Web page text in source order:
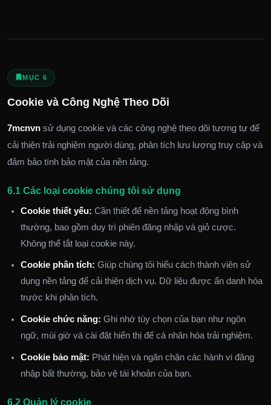
MỤC 6
Cookie và Công Nghệ Theo Dõi
7mcnvn sử dụng cookie và các công nghệ theo dõi tương tự để
cải thiện trải nghiệm người dùng, phân tích lưu lượng truy cập và
đảm bảo tính bảo mật của nền tảng.
6.1 Các loại cookie chúng tôi sử dụng
Cookie thiết yếu: Cần thiết để nền tảng hoạt động bình
thường, bao gồm duy trì phiên đăng nhập và giỏ cược.
Không thể tắt loại cookie này.
Cookie phân tích: Giúp chúng tôi hiểu cách thành viên sử
dụng nền tảng để cải thiện dịch vụ. Dữ liệu được ẩn danh hóa
trước khi phân tích.
Cookie chức năng: Ghi nhớ tùy chọn của bạn như ngôn
ngữ, múi giờ và cài đặt hiển thị để cá nhân hóa trải nghiệm.
Cookie bảo mật: Phát hiện và ngăn chặn các hành vi đăng
nhập bất thường, bảo vệ tài khoản của bạn.
6.2 Quản lý cookie